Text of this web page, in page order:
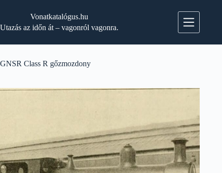
Vonatkatalógus.hu
Utazás az időn át – vagonról vagonra.
GNSR Class R gőzmozdony